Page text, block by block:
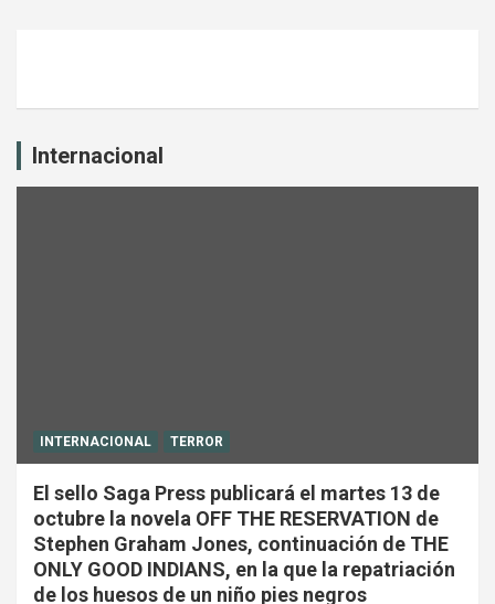
Internacional
INTERNACIONAL TERROR
El sello Saga Press publicará el martes 13 de
octubre la novela OFF THE RESERVATION de
Stephen Graham Jones, continuación de THE
ONLY GOOD INDIANS, en la que la repatriación
de los huesos de un niño pies negros